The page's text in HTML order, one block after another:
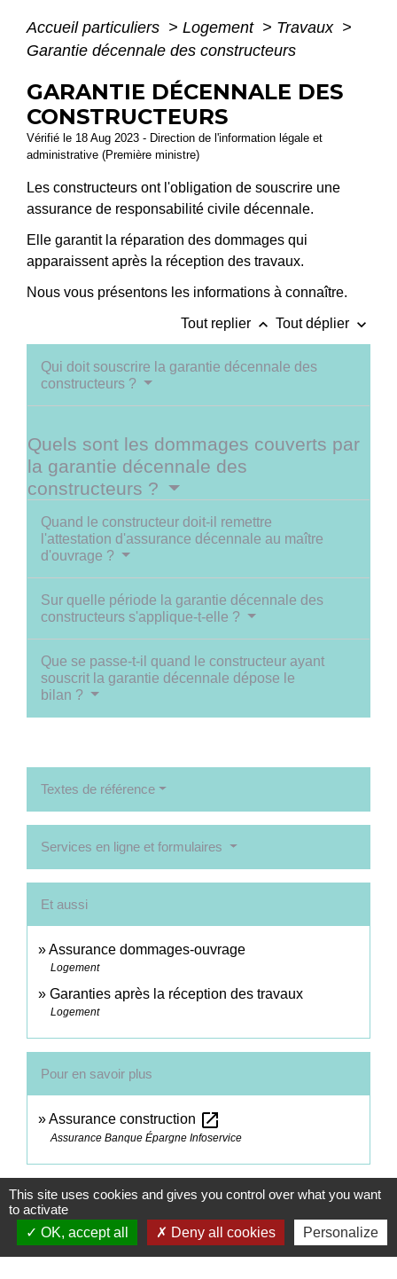
Accueil particuliers > Logement > Travaux >
Garantie décennale des constructeurs
GARANTIE DÉCENNALE DES
CONSTRUCTEURS
Vérifié le 18 Aug 2023 - Direction de l'information légale et
administrative (Première ministre)
Les constructeurs ont l'obligation de souscrire une
assurance de responsabilité civile décennale.
Elle garantit la réparation des dommages qui
apparaissent après la réception des travaux.
Nous vous présentons les informations à connaître.
Tout replier keyboard_arrow_up Tout déplier keyboard_arrow_down
Qui doit souscrire la garantie décennale des
constructeurs ?
Quels sont les dommages couverts par
la garantie décennale des
constructeurs ?
Quand le constructeur doit-il remettre
l'attestation d'assurance décennale au maître
d'ouvrage ?
Sur quelle période la garantie décennale des
constructeurs s'applique-t-elle ?
Que se passe-t-il quand le constructeur ayant
souscrit la garantie décennale dépose le
bilan ?
Textes de référence
Services en ligne et formulaires
Et aussi
Assurance dommages-ouvrage
Logement
Garanties après la réception des travaux
Logement
Pour en savoir plus
Assurance construction open_in_new
Assurance Banque Épargne Infoservice
Signaler une erreur sur cette page
This site uses cookies and gives you control over what you want
to activate
OK, accept all
Deny all cookies Personalize